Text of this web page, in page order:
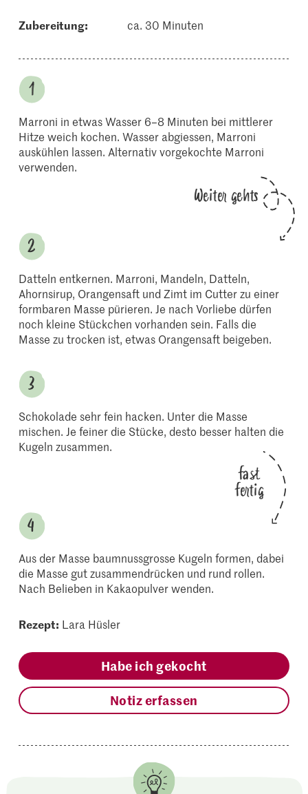
Zubereitung: ca. 30 Minuten
Marroni in etwas Wasser 6–8 Minuten bei mittlerer
Hitze weich kochen. Wasser abgiessen, Marroni
auskühlen lassen. Alternativ vorgekochte Marroni
verwenden.
Weiter gehts
Datteln entkernen. Marroni, Mandeln, Datteln,
Ahornsirup, Orangensaft und Zimt im Cutter zu einer
formbaren Masse pürieren. Je nach Vorliebe dürfen
noch kleine Stückchen vorhanden sein. Falls die
Masse zu trocken ist, etwas Orangensaft beigeben.
Schokolade sehr fein hacken. Unter die Masse
mischen. Je feiner die Stücke, desto besser halten die
Kugeln zusammen.
fast
fertig
Aus der Masse baumnussgrosse Kugeln formen, dabei
die Masse gut zusammendrücken und rund rollen.
Nach Belieben in Kakaopulver wenden.
Rezept: Lara Hüsler
Habe ich gekocht
Notiz erfassen